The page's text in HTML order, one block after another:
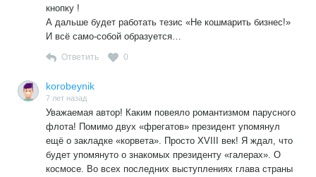
кнопку !
А дальше будет работать тезис «Не кошмарить бизнес!»
И всё само-собой образуется…
Ответить 0
korobeynik
7 лет назад
Уважаемая автор! Каким повеяло романтизмом парусного
флота! Помимо двух «фрегатов» президент упомянул
ещё о закладке «корвета». Просто XVIII век! Я ждал, что
будет упомянуто о знакомых президенту «галерах». О
космосе. Во всех последних выступлениях глава страны